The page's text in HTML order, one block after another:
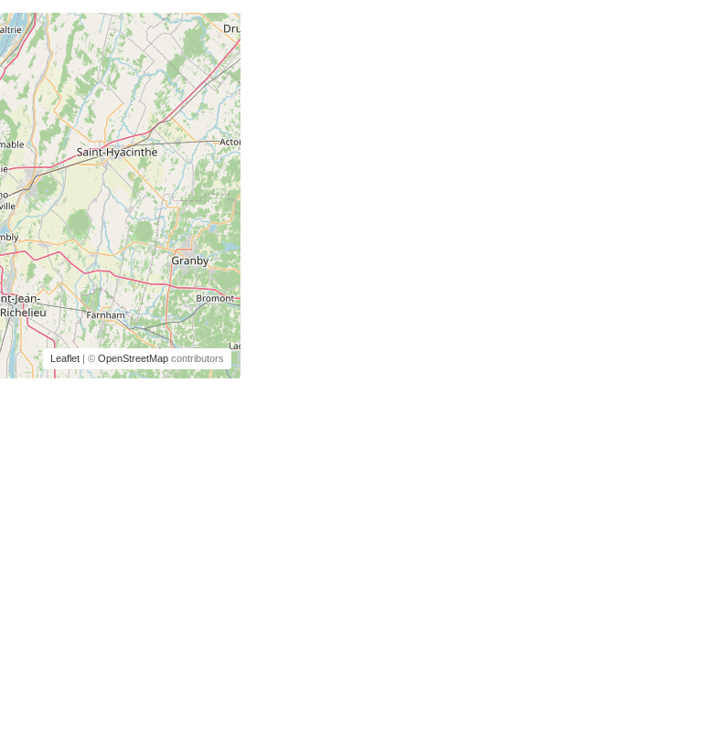
Leaflet| © OpenStreetMapcontributors